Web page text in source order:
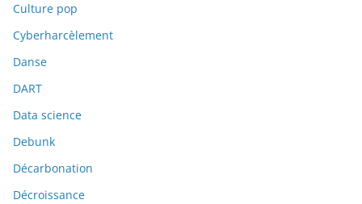
Culture pop
Cyberharcèlement
Danse
DART
Data science
Debunk
Décarbonation
Décroissance